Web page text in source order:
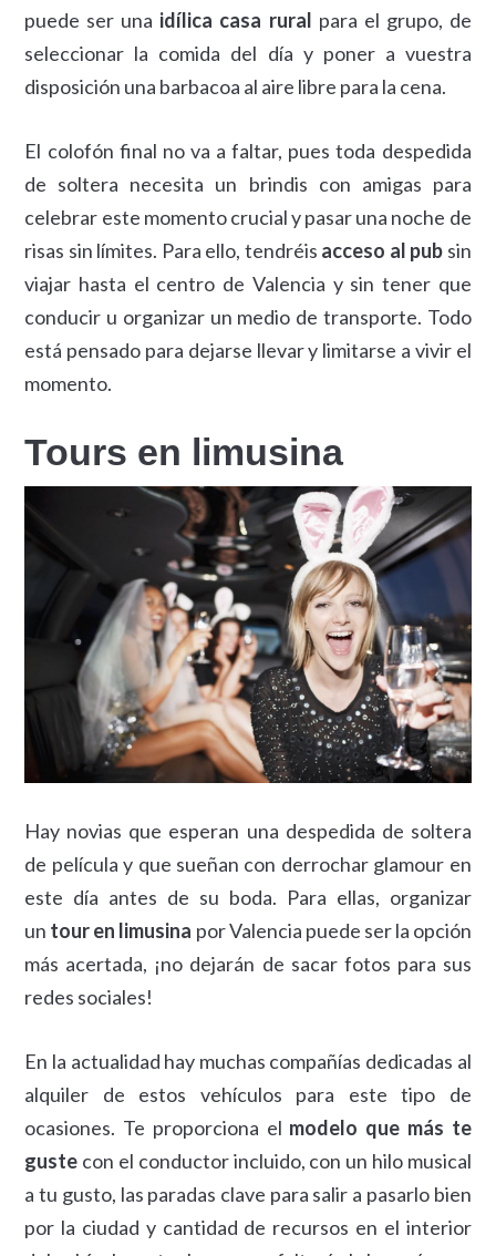
puede ser una idílica casa rural para el grupo, de
seleccionar la comida del día y poner a vuestra
disposición una barbacoa al aire libre para la cena.
El colofón final no va a faltar, pues toda despedida
de soltera necesita un brindis con amigas para
celebrar este momento crucial y pasar una noche de
risas sin límites. Para ello, tendréis acceso al pub sin
viajar hasta el centro de Valencia y sin tener que
conducir u organizar un medio de transporte. Todo
está pensado para dejarse llevar y limitarse a vivir el
momento.
Tours en limusina
Hay novias que esperan una despedida de soltera
de película y que sueñan con derrochar glamour en
este día antes de su boda. Para ellas, organizar
un tour en limusina por Valencia puede ser la opción
más acertada, ¡no dejarán de sacar fotos para sus
redes sociales!
En la actualidad hay muchas compañías dedicadas al
alquiler de estos vehículos para este tipo de
ocasiones. Te proporciona el modelo que más te
guste con el conductor incluido, con un hilo musical
a tu gusto, las paradas clave para salir a pasarlo bien
por la ciudad y cantidad de recursos en el interior